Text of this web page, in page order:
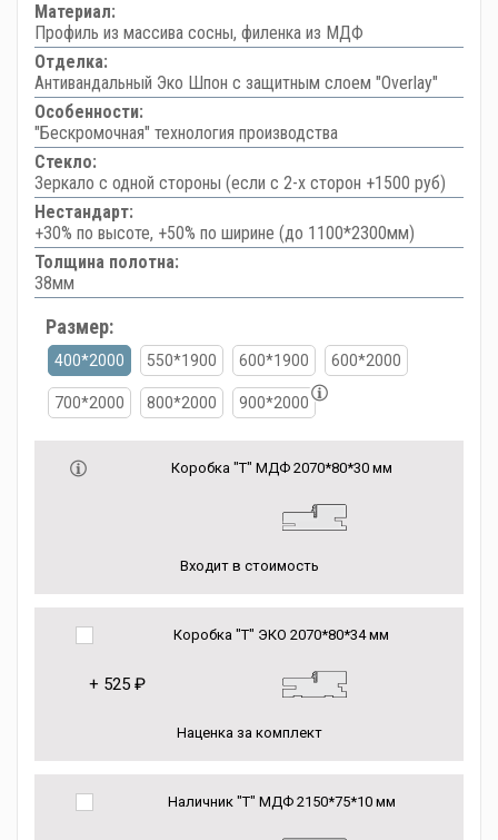
Материал:
Профиль из массива сосны, филенка из МДФ
Отделка:
Антивандальный Эко Шпон с защитным слоем "Overlay"
Особенности:
"Бескромочная" технология производства
Стекло:
Зеркало с одной стороны (если с 2-х сторон +1500 руб)
Нестандарт:
+30% по высоте, +50% по ширине (до 1100*2300мм)
Толщина полотна:
38мм
Размер:
400*2000 550*1900 600*1900 600*2000
700*2000 800*2000 900*2000
Коробка "Т" МДФ 2070*80*30 мм
Входит в стоимость
Коробка "Т" ЭКО 2070*80*34 мм
+ 525 ₽
Наценка за комплект
Наличник "Т" МДФ 2150*75*10 мм